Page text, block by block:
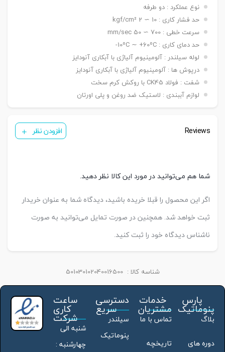
۵۰ ~ ۱۵۰۰ mm / ø ۱۶۰ -> ۵۰ ~ ۲۰۰۰ mm / ø ۲۰۰ ->
۵۰ ~ ۲۶۰۰ mm
سرشفت
دنده ماندگی ,دنده نری
بست
نصبی
کمره ای H / بست دو شاخه مادگی Y / بست چشمی
بست لولایی مادگی عقب CB / بست لولایی دوطرفه
عقب CAB / بست لولایی سکودار عقب CAS
سنسور
نوع عملکرد : دو طرفه
حد فشار کاری : 10 ∼ 2 kgf/cm²
سرعت خطی : 700 ∼ 50 mm/sec
حد دمای کاری : 10ºC ∼ +60ºC-
لوله سیلندر : آلومینیوم آلیاژی با آبکاری آنودایز
درپوش ها : آلومینیوم آلیاژی با آبکاری آنودایز
شفت : فولاد CK45 با روکش کرم سخت
لوازم آببندی : لاستیک ضد روغن و پلی اورتان
Reviews افزودن نظر
شما هم می‌توانید در مورد این کالا نظر دهید.
اگر این محصول را قبلا خریده باشید، دیدگاه شما به عنوان خریدار
ثبت خواهد شد. همچنین در صورت تمایل می‌توانید به صورت
ناشناس دیدگاه خود را ثبت کنید.
شناسه کالا : 501030102040016500
پارس
پنوماتیک
بلاگ
دوره های
خدمات
مشتریان
تماس با ما
تاریخچه
دسترسی
سریع
سیلندر
پنوماتیک
ساعت
کاری
شرکت
شنبه الی
چهارشنبه :